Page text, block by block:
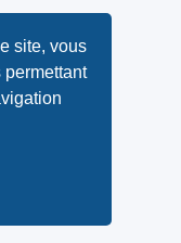
site, vous
permettant